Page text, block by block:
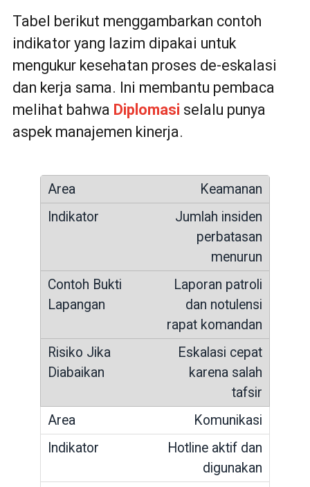
Tabel berikut menggambarkan contoh
indikator yang lazim dipakai untuk
mengukur kesehatan proses de-eskalasi
dan kerja sama. Ini membantu pembaca
melihat bahwa Diplomasi selalu punya
aspek manajemen kinerja.
Keamanan
Jumlah insiden
perbatasan
menurun
Laporan patroli
dan notulensi
rapat komandan
Eskalasi cepat
karena salah
tafsir
Komunikasi
Hotline aktif dan
digunakan